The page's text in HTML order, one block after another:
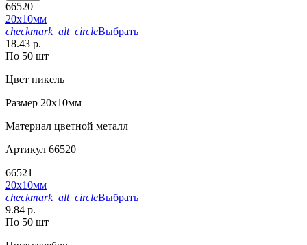
66520
20х10мм
checkmark_alt_circleВыбрать
18.43 р.
По 50 шт
Цвет никель
Размер 20х10мм
Материал цветной металл
Артикул 66520
66521
20х10мм
checkmark_alt_circleВыбрать
9.84 р.
По 50 шт